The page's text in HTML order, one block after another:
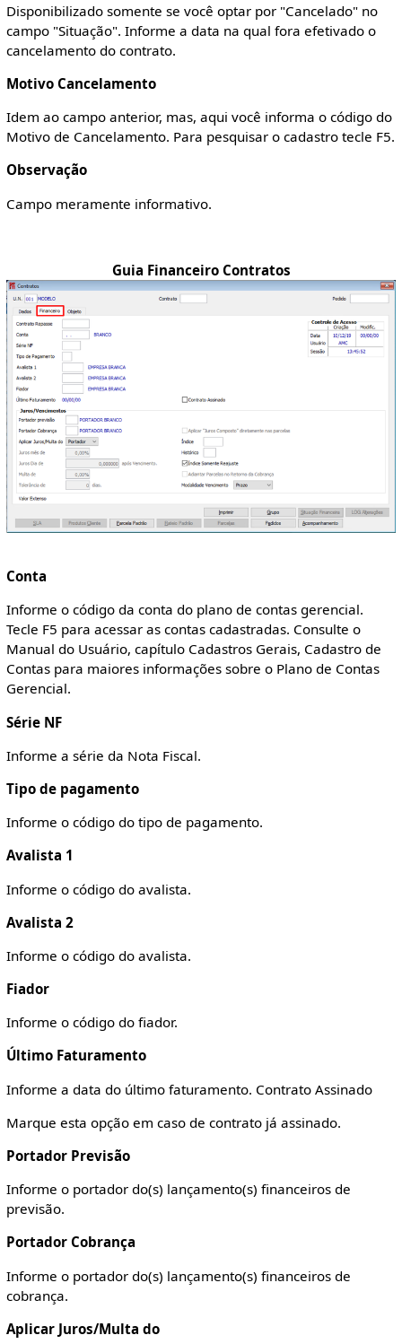
Disponibilizado somente se você optar por "Cancelado" no
campo "Situação". Informe a data na qual fora efetivado o
cancelamento do contrato.
Motivo Cancelamento
Idem ao campo anterior, mas, aqui você informa o código do
Motivo de Cancelamento. Para pesquisar o cadastro tecle F5.
Observação
Campo meramente informativo.
Guia Financeiro Contratos
Conta
Informe o código da conta do plano de contas gerencial.
Tecle F5 para acessar as contas cadastradas. Consulte o
Manual do Usuário, capítulo Cadastros Gerais, Cadastro de
Contas para maiores informações sobre o Plano de Contas
Gerencial.
Série NF
Informe a série da Nota Fiscal.
Tipo de pagamento
Informe o código do tipo de pagamento.
Avalista 1
Informe o código do avalista.
Avalista 2
Informe o código do avalista.
Fiador
Informe o código do fiador.
Último Faturamento
Informe a data do último faturamento. Contrato Assinado
Marque esta opção em caso de contrato já assinado.
Portador Previsão
Informe o portador do(s) lançamento(s) financeiros de
previsão.
Portador Cobrança
Informe o portador do(s) lançamento(s) financeiros de
cobrança.
Aplicar Juros/Multa do